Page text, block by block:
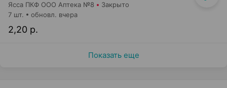
Ясса ПКФ ООО Аптека №8 Закрыто
2,20 р.
7 шт. обновл. вчера
Показать еще